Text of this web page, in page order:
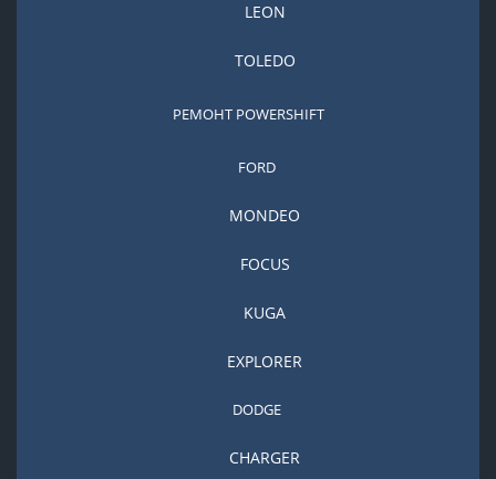
LEON
TOLEDO
РЕМОНТ POWERSHIFT
FORD
MONDEO
FOCUS
KUGA
EXPLORER
DODGE
CHARGER